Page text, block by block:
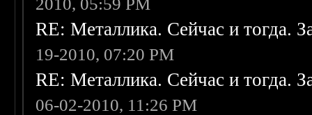
2010, 05:59 PM
RE: Металлика. Сейчас и тогда.
19-2010, 07:20 PM
RE: Металлика. Сейчас и тогда.
06-02-2010, 11:26 PM